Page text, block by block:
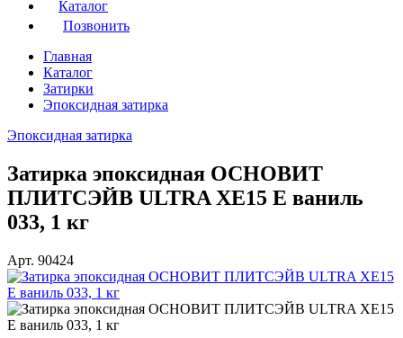
Каталог
Позвонить
Главная
Каталог
Затирки
Эпоксидная затирка
Эпоксидная затирка
Затирка эпоксидная ОСНОВИТ
ПЛИТСЭЙВ ULTRA XE15 Е ваниль
033, 1 кг
Арт. 90424